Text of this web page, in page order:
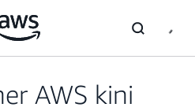
AWS kini